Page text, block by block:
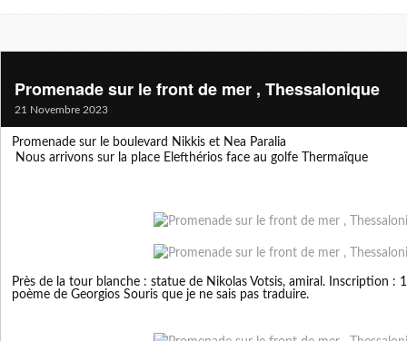
Promenade sur le front de mer , Thessalonique
21 Novembre 2023
Promenade sur le boulevard Nikkis et Nea Paralia
Nous arrivons sur la place Elefthérios face au golfe Thermaïque
Près de la tour blanche : statue de Nikolas Votsis, amiral. Inscription :
poème de Georgios Souris que je ne sais pas traduire.